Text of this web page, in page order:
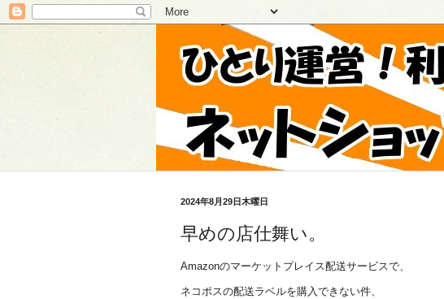
2024年8月29日木曜日
早めの店仕舞い。
Amazonのマーケットプレイス配送サービスで、
ネコポスの配送ラベルを購入できない件、